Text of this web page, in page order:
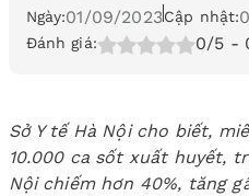
Ngày:01/09/2023Cập nhật:
Đánh giá: 0/5 -
Sở Y tế Hà Nội cho biết,
10.000 ca sốt xuất huyết,
Nội chiếm hơn 40%, tăng